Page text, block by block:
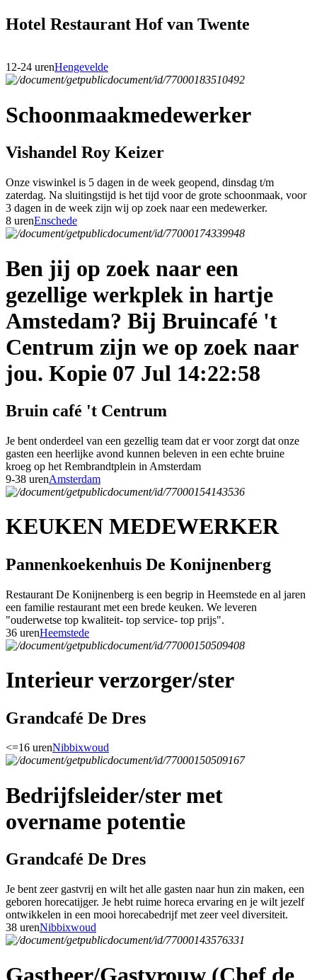
Hotel Restaurant Hof van Twente
12-24 urenHengevelde
Schoonmaakmedewerker
Vishandel Roy Keizer
Onze viswinkel is 5 dagen in de week geopend, dinsdag t/m
zaterdag. Na sluitingstijd is het tijd voor de grote schoonmaak, voor
3 dagen in de week zijn wij op zoek naar een medewerker.
8 urenEnschede
Ben jij op zoek naar een
gezellige werkplek in hartje
Amstedam? Bij Bruincafé 't
Centrum zijn we op zoek naar
jou. Kopie 07 Jul 14:22:58
Bruin café 't Centrum
Je bent onderdeel van een gezellig team dat er voor zorgt dat onze
gasten een heerlijke avond kunnen beleven in een echte bruine
kroeg op het Rembrandtplein in Amsterdam
9-38 urenAmsterdam
KEUKEN MEDEWERKER
Pannenkoekenhuis De Konijnenberg
Restaurant De Konijnenberg is een begrip in Heemstede en al jaren
een familie restaurant met een brede keuken. We leveren
"ouderwetse top kwaliteit- top service- top prijs".
36 urenHeemstede
Interieur verzorger/ster
Grandcafé De Dres
<=16 urenNibbixwoud
Bedrijfsleider/ster met
overname potentie
Grandcafé De Dres
Je bent zeer gastvrij en wilt het alle gasten naar hun zin maken, een
geboren horecatijger. Je hebt ruime horeca ervaring en je wilt jezelf
ontwikkelen in een mooi horecabedrijf met zeer veel diversiteit.
38 urenNibbixwoud
Gastheer/Gastvrouw (Chef de